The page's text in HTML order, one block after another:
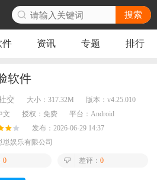
搜索
件 资讯 专题 排行
软件
交 大小： 317.32M 版本： v4.25.010
文 授权： 免费 平台： Android
发布： 2026-06-29 14:37
崽娱乐有限公司
0 差评： 0